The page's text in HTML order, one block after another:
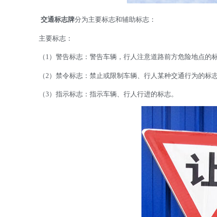
交通标志牌分为主要标志和辅助标志：
主要标志：
（1）警告标志：警告车辆，行人注意道路前方危险地点的
（2）禁令标志：禁止或限制车辆、行人某种交通行为的标
（3）指示标志：指示车辆、行人行进的标志。